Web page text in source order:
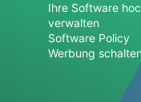
Ihre Software
verwalten
Software Policy
Werbung schalten